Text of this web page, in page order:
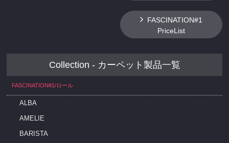
FASCINATION#1
PriceList
Collection - カーペット製品一覧
FASCINATION#1/ロール
ALBA
AMELIE
BARISTA